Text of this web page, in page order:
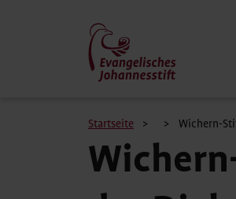
Startseite Wichern-